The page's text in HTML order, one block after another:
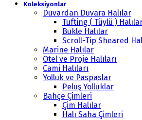
Koleksiyonlar
Duvardan Duvara Halılar
Tufting ( Tüylü )
Bukle Halılar
Scroll-Tip Sheared
Marine Halılar
Otel ve Proje Halıları
Cami Halıları
Yolluk ve Paspaslar
Peluş Yolluklar
Bahçe Çimleri
Çim Halılar
Halı Saha Çimleri